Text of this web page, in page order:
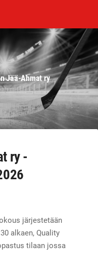
Jää-Ahmat ry
ry -
järjestetään
alkaen, Quality
tilaan jossa